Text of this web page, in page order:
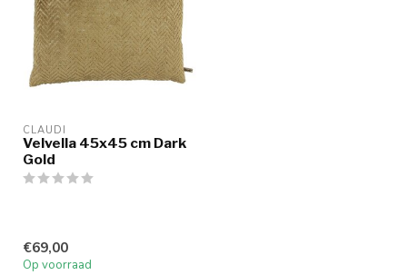
CLAUDI
Velvella 45x45 cm Dark
Gold
€69,00
Op voorraad